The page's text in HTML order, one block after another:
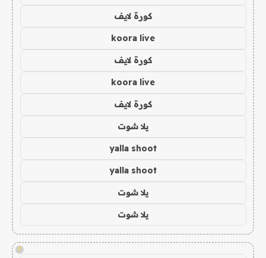
كورة لايف
koora live
كورة لايف
koora live
كورة لايف
يلا شوت
yalla shoot
yalla shoot
يلا شوت
يلا شوت
!